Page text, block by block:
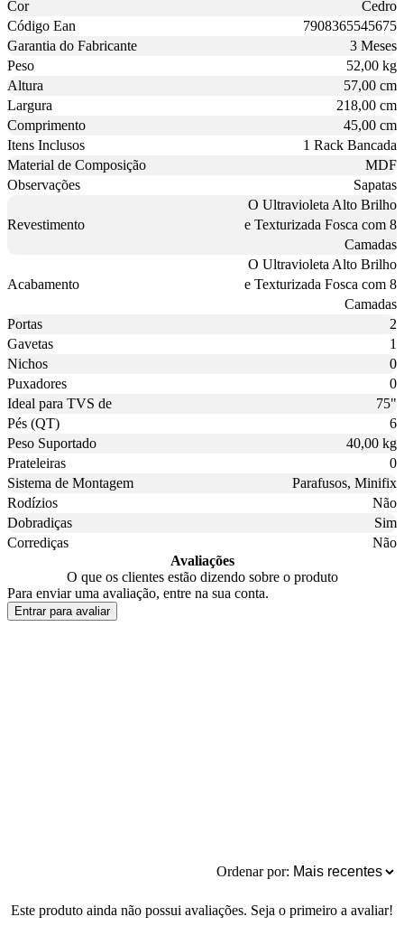
Cor
Cedro
Código Ean
7908365545675
Garantia do Fabricante
3 Meses
Peso
52,00 kg
Altura
57,00 cm
Largura
218,00 cm
Comprimento
45,00 cm
Itens Inclusos
1 Rack Bancada
Material de Composição
MDF
Observações
Sapatas
Revestimento
O Ultravioleta Alto Brilho
e Texturizada Fosca com 8
Camadas
Acabamento
O Ultravioleta Alto Brilho
e Texturizada Fosca com 8
Camadas
Portas
2
Gavetas
1
Nichos
0
Puxadores
0
Ideal para TVS de
75"
Pés (QT)
6
Peso Suportado
40,00 kg
Prateleiras
0
Sistema de Montagem
Parafusos, Minifix
Rodízios
Não
Dobradiças
Sim
Corrediças
Não
Avaliações
O que os clientes estão dizendo sobre o produto
Para enviar uma avaliação, entre na sua conta.
Entrar para avaliar
Ordenar por:
Este produto ainda não possui avaliações. Seja o primeiro a avaliar!